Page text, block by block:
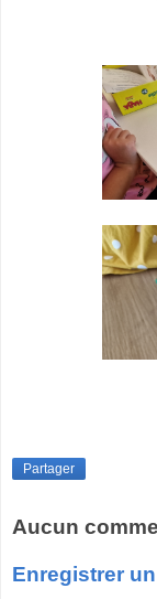
Partager
Aucun
Enregistrer